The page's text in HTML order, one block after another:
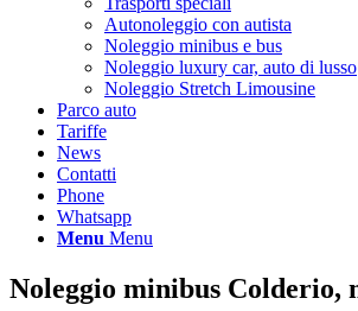
Autonoleggio con autista
Noleggio minibus e bus
Noleggio luxury car, auto di lusso
Noleggio Stretch Limousine
Parco auto
Tariffe
News
Contatti
Phone
Whatsapp
Menu Menu
Noleggio minibus Colderio,